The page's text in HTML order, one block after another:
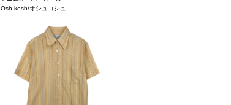
Osh kosh/オシュコシュ